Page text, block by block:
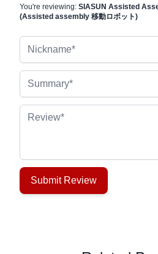
You're reviewing: SIASUN Assisted
(Assisted assembly 移動ロボット)
Review
Submit Review